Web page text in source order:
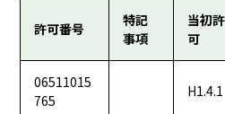
許可番号
特記
事項
当初許
可
06511015
765
H1.4.1